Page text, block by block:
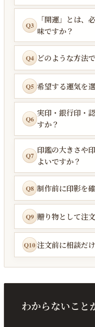
Q3
「開運」とは、
味ですか？
Q4 どのような方法
Q5 希望する運気を
Q6
実印・銀行印・
すか？
Q7
印鑑の大きさや
よいですか？
Q8 制作前に印影を
Q9 贈り物として注
Q10 注文前に相談だ
わからないこと